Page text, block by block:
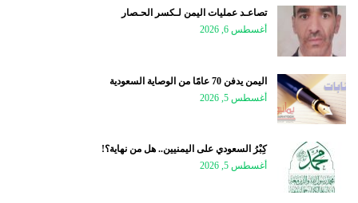
تصاعـد عمليات اليمن لـكسر الحـصار
أغسطس 6, 2026
اليمن يدفن 70 عامًا من الوصاية السعودية
أغسطس 5, 2026
كِبْرُ السعودي على اليمنيين.. هل من نهاية؟!
أغسطس 5, 2026